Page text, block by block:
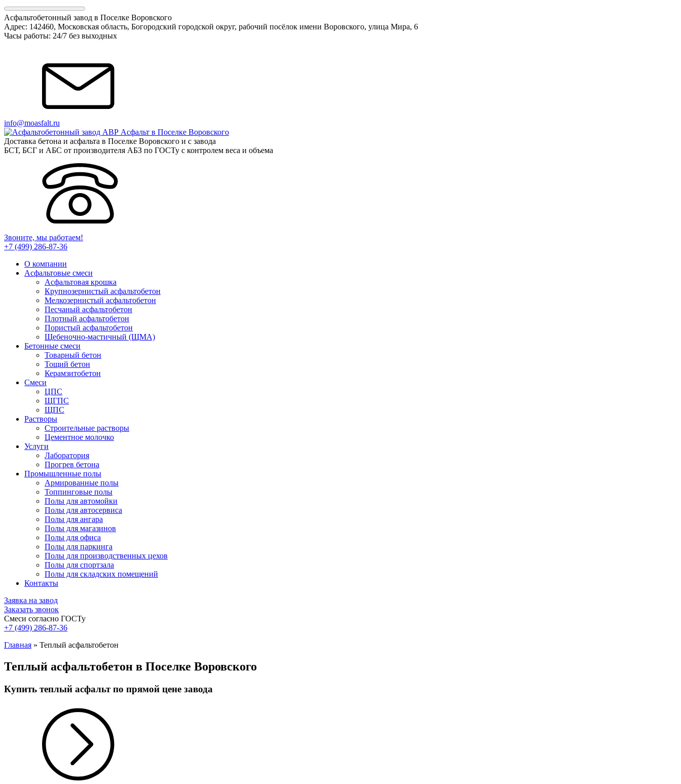
Асфальтобетонный завод в Поселке Воровского
Адрес: 142460, Московская область, Богородский городской округ, рабочий посёлок имени Воровского, улица Мира, 6
Часы работы: 24/7 без выходных
info@moasfalt.ru
Доставка бетона и асфальта в Поселке Воровского и с завода
БСТ, БСГ и АБС от производителя АБЗ по ГОСТу с контролем веса и объема
Звоните, мы работаем!
+7 (499) 286-87-36
О компании
Асфальтовые смеси
Асфальтовая крошка
Крупнозернистый асфальтобетон
Мелкозернистый асфальтобетон
Песчаный асфальтобетон
Плотный асфальтобетон
Пористый асфальтобетон
Щебеночно-мастичный (ЩМА)
Бетонные смеси
Товарный бетон
Тощий бетон
Керамзитобетон
Смеси
ЦПС
ЩГПС
ЩПС
Растворы
Строительные растворы
Цементное молочко
Услуги
Лаборатория
Прогрев бетона
Промышленные полы
Армированные полы
Топпинговые полы
Полы для автомойки
Полы для автосервиса
Полы для ангара
Полы для магазинов
Полы для офиса
Полы для паркинга
Полы для производственных цехов
Полы для спортзала
Полы для складских помещений
Контакты
Заявка на завод
Заказать звонок
Смеси согласно ГОСТу
+7 (499) 286-87-36
Главная » Теплый асфальтобетон
Теплый асфальтобетон в Поселке Воровского
Купить теплый асфальт по прямой цене завода